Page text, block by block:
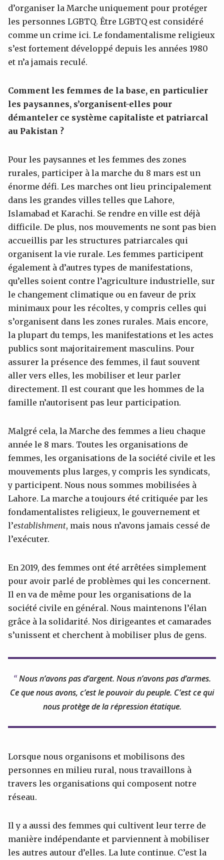
d’organiser la Marche uniquement pour protéger
les personnes LGBTQ. Être LGBTQ est considéré
comme un crime ici. Le fondamentalisme religieux
s’est fortement développé depuis les années 1980
et n’a jamais reculé.
Comment les femmes de la base, en particulier
les paysannes, s’organisent-elles pour
démanteler ce système capitaliste et patriarcal
au Pakistan ?
Pour les paysannes et les femmes des zones
rurales, participer à la marche du 8 mars est un
énorme défi. Les marches ont lieu principalement
dans les grandes villes telles que Lahore,
Islamabad et Karachi. Se rendre en ville est déjà
difficile. De plus, nos mouvements ne sont pas bien
accueillis par les structures patriarcales qui
organisent la vie rurale. Les femmes participent
également à d’autres types de manifestations,
qu’elles soient contre l’agriculture industrielle, sur
le changement climatique ou en faveur de prix
minimaux pour les récoltes, y compris celles qui
s’organisent dans les zones rurales. Mais encore,
la plupart du temps, les manifestations et les actes
publics sont majoritairement masculins. Pour
assurer la présence des femmes, il faut souvent
aller vers elles, les mobiliser et leur parler
directement. Il est courant que les hommes de la
famille n’autorisent pas leur participation.
Malgré cela, la Marche des femmes a lieu chaque
année le 8 mars. Toutes les organisations de
femmes, les organisations de la société civile et les
mouvements plus larges, y compris les syndicats,
y participent. Nous nous sommes mobilisées à
Lahore. La marche a toujours été critiquée par les
fondamentalistes religieux, le gouvernement et
l’establishment, mais nous n’avons jamais cessé de
l’exécuter.
En 2019, des femmes ont été arrêtées simplement
pour avoir parlé de problèmes qui les concernent.
Il en va de même pour les organisations de la
société civile en général. Nous maintenons l’élan
grâce à la solidarité. Nos dirigeantes et camarades
s’unissent et cherchent à mobiliser plus de gens.
Nous n’avons pas d’argent. Nous n’avons pas d’armes.
Ce que nous avons, c’est le pouvoir du peuple. C’est ce qui
nous protège de la répression étatique.
Lorsque nous organisons et mobilisons des
personnes en milieu rural, nous travaillons à
travers les organisations qui composent notre
réseau.
Il y a aussi des femmes qui cultivent leur terre de
manière indépendante et parviennent à mobiliser
les autres autour d’elles. La lute continue. C’est la